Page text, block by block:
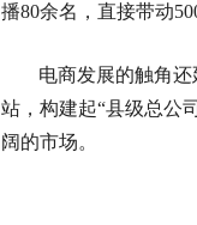
播80余名，直接带动
电商发展的触角
站，构建起“县级总公
阔的市场。